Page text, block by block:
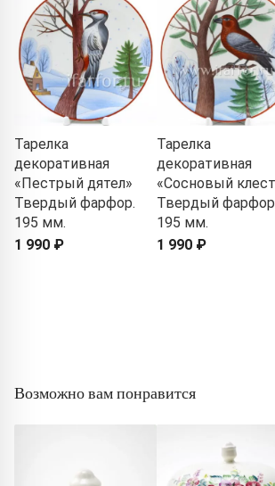
Тарелка
декоративная
«Пестрый дятел»
Твердый фарфор.
195 мм.
1 990 ₽
Тарелка
декоративная
«Сосновый
Твердый
195 мм.
1 990 ₽
Возможно вам понравится